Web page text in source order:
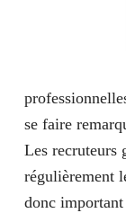
se faire
Les recruteurs
régulièrement
donc